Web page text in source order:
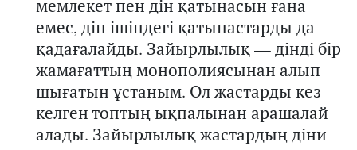
мемлекет пен дін қатынасын ғана
емес, дін ішіндегіқатынастарды да
қадағалайды. Зайырлылық — дінді бір
жамағаттың монополиясынан алып
шығатын ұстаным. Олжастарды кез
келген топтың ықпалынан арашалай
алады. Зайырлылықжастардың діни